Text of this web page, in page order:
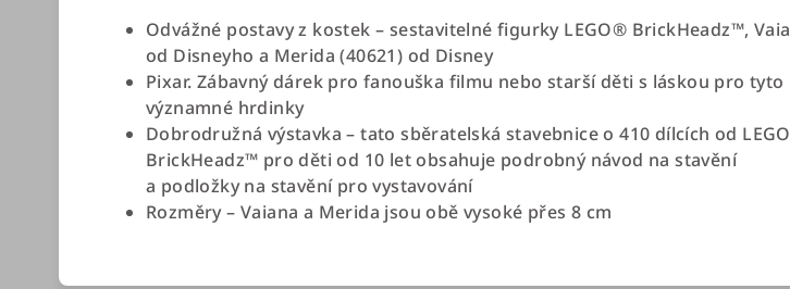
Odvážné postavy z kostek – sestavitelné figurky LEGO® BrickHeadz™,
od Disneyho a Merida (40621) od Disney
Pixar. Zábavný dárek pro fanouška filmu nebo starší děti s láskou pro tyto
významné hrdinky
Dobrodružná výstavka – tato sběratelská stavebnice o 410 dílcích od
BrickHeadz™ pro děti od 10 let obsahuje podrobný návod na stavění
a podložky na stavění pro vystavování
Rozměry – Vaiana a Merida jsou obě vysoké přes 8 cm